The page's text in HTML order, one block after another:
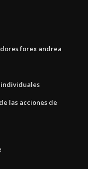
forex andrea
individuales
las acciones de